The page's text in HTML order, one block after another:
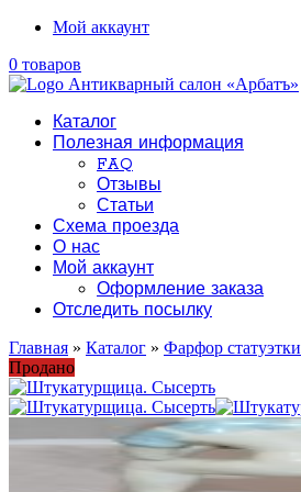
Мой аккаунт
0 товаров
Каталог
Полезная информация
FAQ
Отзывы
Статьи
Схема проезда
О нас
Мой аккаунт
Оформление заказа
Отследить посылку
Главная » Каталог » Фарфор статуэтки
Продано